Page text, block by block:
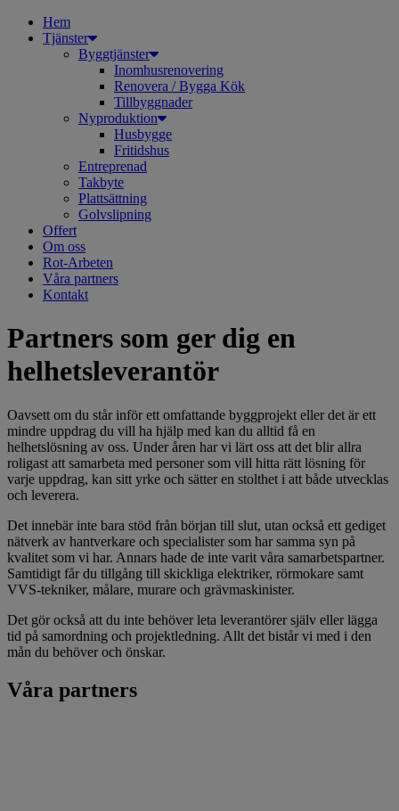
Hem
Tjänster
Byggtjänster
Inomhusrenovering
Renovera / Bygga Kök
Tillbyggnader
Nyproduktion
Husbygge
Fritidshus
Entreprenad
Takbyte
Plattsättning
Golvslipning
Offert
Om oss
Rot-Arbeten
Våra partners
Kontakt
Partners som ger dig en
helhetsleverantör
Oavsett om du står inför ett omfattande byggprojekt eller det är ett
mindre uppdrag du vill ha hjälp med kan du alltid få en
helhetslösning av oss. Under åren har vi lärt oss att det blir allra
roligast att samarbeta med personer som vill hitta rätt lösning för
varje uppdrag, kan sitt yrke och sätter en stolthet i att både utvecklas
och leverera.
Det innebär inte bara stöd från början till slut, utan också ett gediget
nätverk av hantverkare och specialister som har samma syn på
kvalitet som vi har. Annars hade de inte varit våra samarbetspartner.
Samtidigt får du tillgång till skickliga elektriker, rörmokare samt
VVS-tekniker, målare, murare och grävmaskinister.
Det gör också att du inte behöver leta leverantörer själv eller lägga
tid på samordning och projektledning. Allt det bistår vi med i den
mån du behöver och önskar.
Våra partners